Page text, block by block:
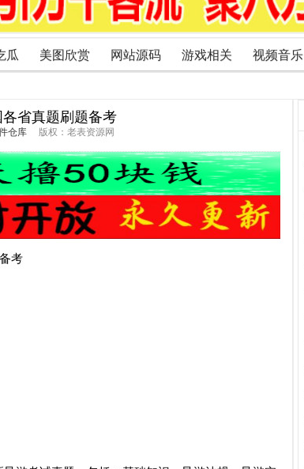
瓜 美图欣赏 网站源码 游戏相关 视频音乐
省真题刷题备考
仓库 版权：老表资源网
考